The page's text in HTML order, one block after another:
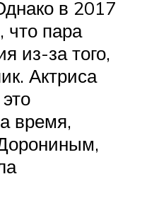
в 2017
что пара
из-за того,
Актриса
время,